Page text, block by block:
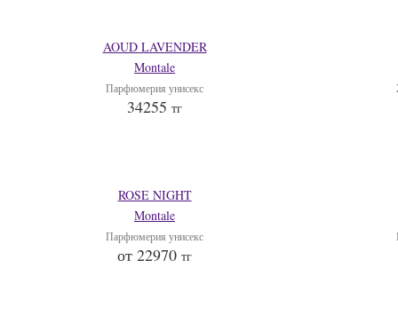
AOUD LAVENDER
Montale
Парфюмерия унисекс
34255 тг
ROSE NIGHT
Montale
Парфюмерия унисекс
от 22970 тг